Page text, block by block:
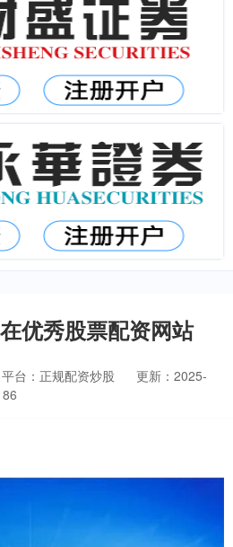
优秀股票配资网站
平台：正规配资炒股
更新：2025-